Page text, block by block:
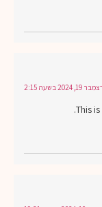
19, 2024 בשעה 2:15
This